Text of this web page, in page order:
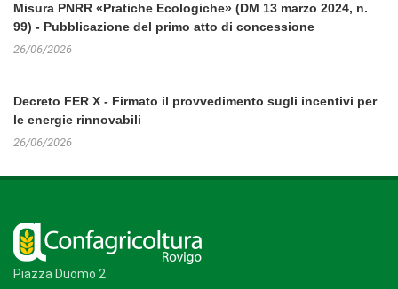
Misura PNRR «Pratiche Ecologiche» (DM 13 marzo 2024, n.
99) - Pubblicazione del primo atto di concessione
26/06/2026
Decreto FER X - Firmato il provvedimento sugli incentivi per
le energie rinnovabili
26/06/2026
Piazza Duomo 2